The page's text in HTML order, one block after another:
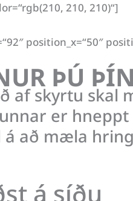
210, 210)“]
position_x=“50″
ÞÚ
af skyrtu skal
er
að mæla
á síðu